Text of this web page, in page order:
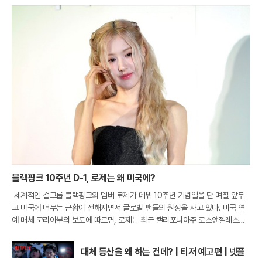
블랙핑크 10주년 D-1, 로제는 왜 미국에?
세계적인 걸그룹 블랙핑크의 멤버 로제가 데뷔 10주년 기념일을 단 며칠 앞두
고 미국에 머무는 근황이 전해지면서 글로벌 팬들의 원성을 사고 있다. 미국 연
예 매체 코리아부의 보도에 따르면, 로제는 최근 캘리포니아주 로스앤젤레스의
포착
대체 등산을 왜 하는 건데? | 티저 예고편 | 넷플